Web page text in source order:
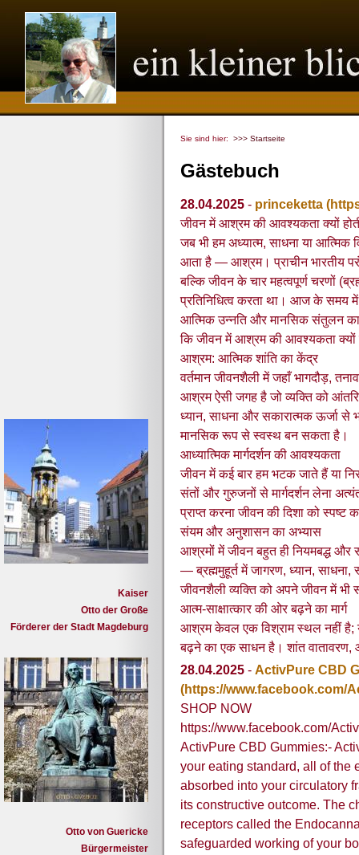
Kaiser
Otto der Große
Förderer der Stadt Magdeburg
Otto von Guericke
Bürgermeister
Sie sind hier: >>> Startseite
Gästebuch
28.04.2025 - princeketta
जीवन में आश्रम की आवश्यकता क्यों
जब भी हम अध्यात्म, साधना या
आता है — आश्रम। प्राचीन भारतीय
बल्कि जीवन के चार महत्वपूर्ण चरणों
प्रतिनिधित्व करता था। आज के समय
आत्मिक उन्नति और मानसिक संतुलन
कि जीवन में आश्रम की आवश्यकता क्यों
आश्रम: आत्मिक शांति का केंद्र
वर्तमान जीवनशैली में जहाँ भागदौड़,
आश्रम ऐसी जगह है जो व्यक्ति को
ध्यान, साधना और सकारात्मक ऊर्जा से
मानसिक रूप से स्वस्थ बन सकता है।
आध्यात्मिक मार्गदर्शन की आवश्यकता
जीवन में कई बार हम भटक जाते हैं या
संतों और गुरुजनों से मार्गदर्शन लेना
प्राप्त करना जीवन की दिशा को
संयम और अनुशासन का अभ्यास
आश्रमों में जीवन बहुत ही नियमबद्ध और
— ब्रह्ममुहूर्त में जागरण, ध्यान,
जीवनशैली व्यक्ति को अपने जीवन में भी
आत्म-साक्षात्कार की ओर बढ़ने का मार्ग
आश्रम केवल एक विश्राम स्थल नहीं है;
बढ़ने का एक साधन है। शांत
28.04.2025 - ActivPure CBD
(https://www.facebook.com/
SHOP NOW
https://www.facebook.com/
ActivPure CBD Gummies:-
your eating standard, all of the
absorbed into your circulatory
its constructive outcome. The
receptors called the
safeguarded working of your